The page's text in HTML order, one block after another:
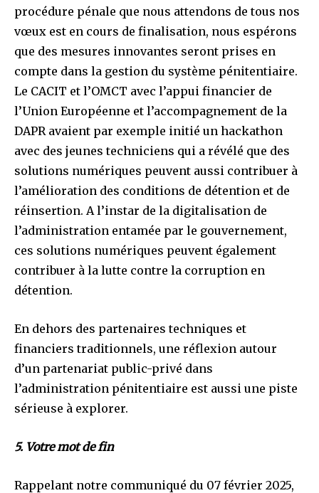
procédure pénale que nous attendons de tous nos
vœux est en cours de finalisation, nous espérons
que des mesures innovantes seront prises en
compte dans la gestion du système pénitentiaire.
Le CACIT et l’OMCT avec l’appui financier de
l’Union Européenne et l’accompagnement de la
DAPR avaient par exemple initié un hackathon
avec des jeunes techniciens qui a révélé que des
solutions numériques peuvent aussi contribuer à
l’amélioration des conditions de détention et de
réinsertion. A l’instar de la digitalisation de
l’administration entamée par le gouvernement,
ces solutions numériques peuvent également
contribuer à la lutte contre la corruption en
détention.
En dehors des partenaires techniques et
financiers traditionnels, une réflexion autour
d’un partenariat public-privé dans
l’administration pénitentiaire est aussi une piste
sérieuse à explorer.
5. Votre mot de fin
Rappelant notre communiqué du 07 février 2025,